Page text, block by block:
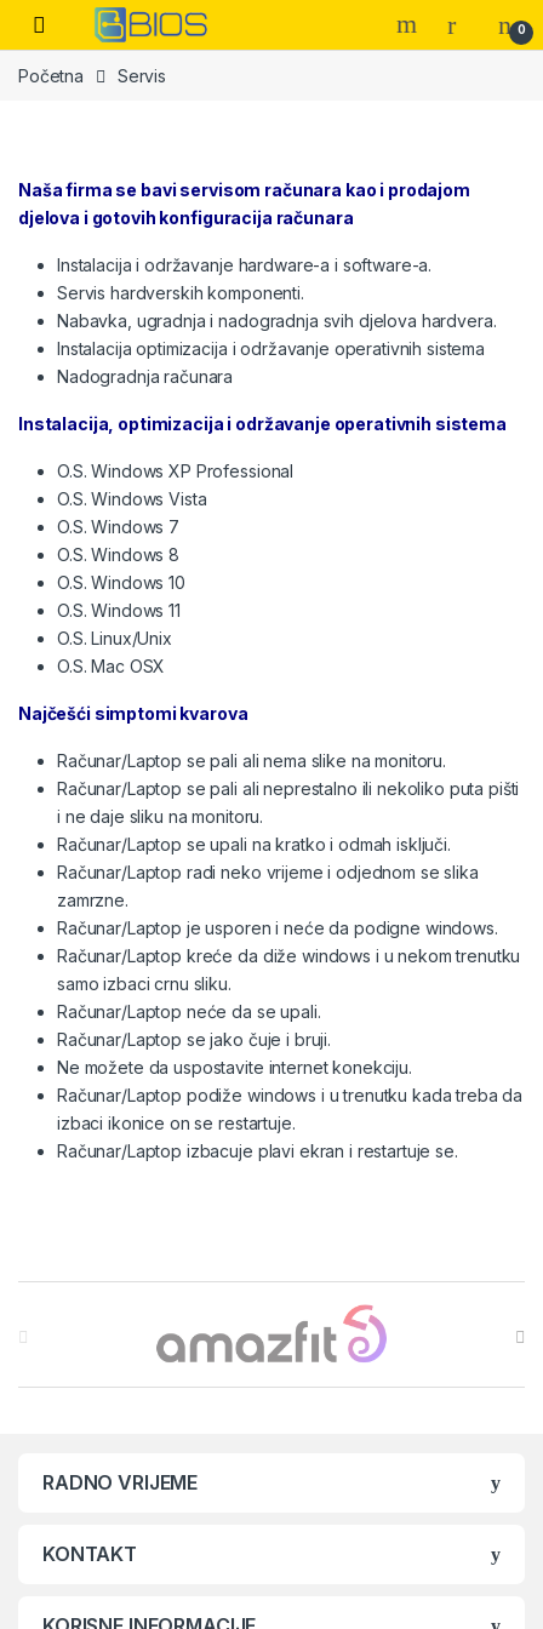
Skip to navigation
Skip to content
Open 0
Početna Servis
Naša firma se bavi servisom računara kao i prodajom
djelova i gotovih konfiguracija računara
Instalacija i održavanje hardware-a i software-a.
Servis hardverskih komponenti.
Nabavka, ugradnja i nadogradnja svih djelova hardvera.
Instalacija optimizacija i održavanje operativnih sistema
Nadogradnja računara
Instalacija, optimizacija i održavanje operativnih sistema
O.S. Windows XP Professional
O.S. Windows Vista
O.S. Windows 7
O.S. Windows 8
O.S. Windows 10
O.S. Windows 11
O.S. Linux/Unix
O.S. Mac OSX
Najčešći simptomi kvarova
Računar/Laptop se pali ali nema slike na monitoru.
Računar/Laptop se pali ali neprestalno ili nekoliko puta pišti
i ne daje sliku na monitoru.
Računar/Laptop se upali na kratko i odmah isključi.
Računar/Laptop radi neko vrijeme i odjednom se slika
zamrzne.
Računar/Laptop je usporen i neće da podigne windows.
Računar/Laptop kreće da diže windows i u nekom trenutku
samo izbaci crnu sliku.
Računar/Laptop neće da se upali.
Računar/Laptop se jako čuje i bruji.
Ne možete da uspostavite internet konekciju.
Računar/Laptop podiže windows i u trenutku kada treba da
izbaci ikonice on se restartuje.
Računar/Laptop izbacuje plavi ekran i restartuje se.
RADNO VRIJEME
KONTAKT